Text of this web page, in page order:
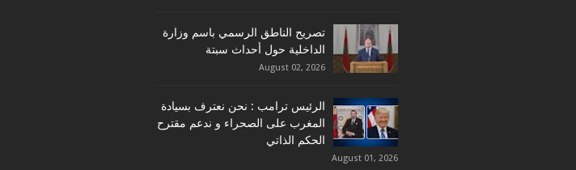
تصريح الناطق الرسمي باسم وزارة
الداخلية حول أحداث سبتة
August 02, 2026
الرئيس ترامب : نحن نعترف بسيادة
المغرب على الصحراء و ندعم مقترح
الحكم الذاتي
August 01, 2026